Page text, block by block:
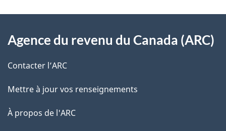
l
s
l
a
o
t
r
e
é
t
propos
de
ce
site
Agence du revenu du Canada (ARC)
Contacter l’ARC
Mettre à jour vos renseignements
À propos de l'ARC